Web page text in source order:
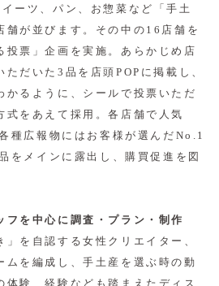
ーツ、パン、お惣菜など「手土
舗が並びます。その中の16店舗を
投票」企画を実施。あらかじめ店
だいた3品を店頭POPに掲載し、
かるように、シールで投票いただ
式をあえて採用。各店舗で人気
種広報物にはお客様が選んだNo.1
をメインに露出し、購買促進を図
フを中心に調査・プラン・制作
を自認する女性クリエイター、
ムを編成し、手土産を選ぶ時の動
体験、経験なども踏まえたディス